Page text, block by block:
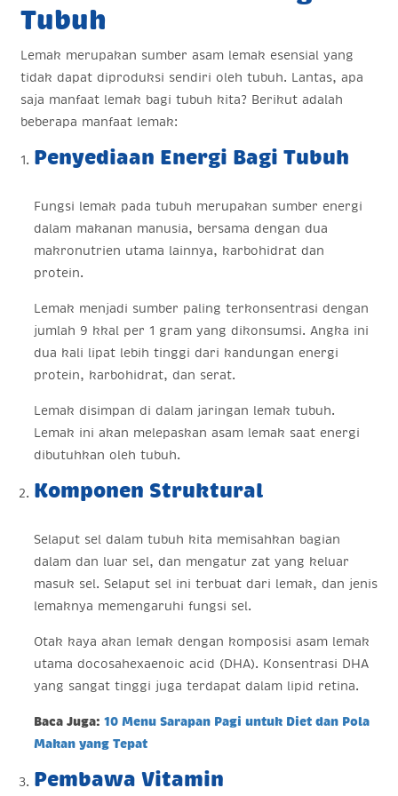
Tubuh
Lemak merupakan sumber asam lemak esensial yang
tidak dapat diproduksi sendiri oleh tubuh. Lantas, apa
saja manfaat lemak bagi tubuh kita? Berikut adalah
beberapa manfaat lemak:
Penyediaan Energi Bagi Tubuh
Fungsi lemak pada tubuh merupakan sumber energi
dalam makanan manusia, bersama dengan dua
makronutrien utama lainnya, karbohidrat dan
protein.
Lemak menjadi sumber paling terkonsentrasi dengan
jumlah 9 kkal per 1 gram yang dikonsumsi. Angka ini
dua kali lipat lebih tinggi dari kandungan energi
protein, karbohidrat, dan serat.
Lemak disimpan di dalam jaringan lemak tubuh.
Lemak ini akan melepaskan asam lemak saat energi
dibutuhkan oleh tubuh.
Komponen Struktural
Selaput sel dalam tubuh kita memisahkan bagian
dalam dan luar sel, dan mengatur zat yang keluar
masuk sel. Selaput sel ini terbuat dari lemak, dan jenis
lemaknya memengaruhi fungsi sel.
Otak kaya akan lemak dengan komposisi asam lemak
utama docosahexaenoic acid (DHA). Konsentrasi DHA
yang sangat tinggi juga terdapat dalam lipid retina.
Baca Juga: 10 Menu Sarapan Pagi untuk Diet dan Pola
Makan yang Tepat
Pembawa Vitamin